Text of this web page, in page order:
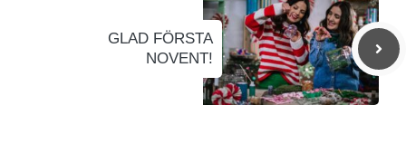
GLAD FÖRSTA
NOVENT!